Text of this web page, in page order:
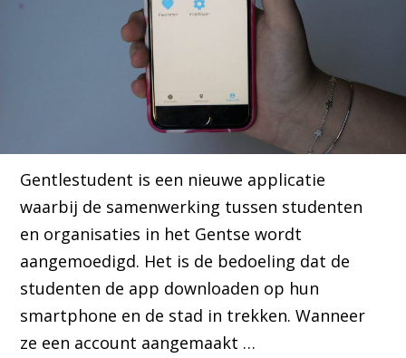
Gentlestudent is een nieuwe applicatie
waarbij de samenwerking tussen studenten
en organisaties in het Gentse wordt
aangemoedigd. Het is de bedoeling dat de
studenten de app downloaden op hun
smartphone en de stad in trekken. Wanneer
ze een account aangemaakt …